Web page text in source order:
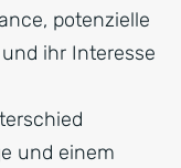
potenzielle
ihr Interesse
und einem